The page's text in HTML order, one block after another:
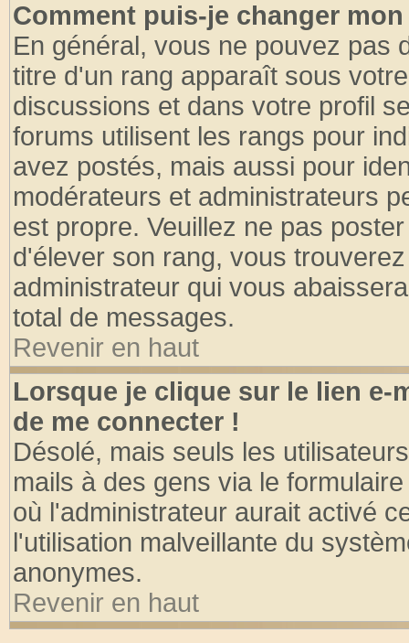
Comment puis-je changer
En général, vous ne pouvez pas
titre d'un rang apparaît sous
discussions et dans votre profil
forums utilisent les rangs pour
avez postés, mais aussi pour
modérateurs et administrateurs
est propre. Veuillez ne pas
d'élever son rang, vous
administrateur qui vous
total de messages.
Revenir en haut
Lorsque je clique sur le lien e-
de me connecter !
Désolé, mais seuls les
mails à des gens via le
où l'administrateur aurait activé
l'utilisation malveillante du
anonymes.
Revenir en haut